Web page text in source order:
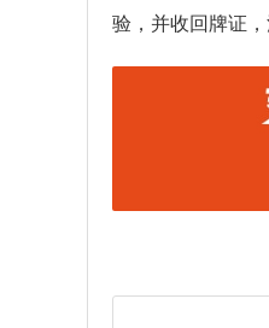
验，并收回牌证，